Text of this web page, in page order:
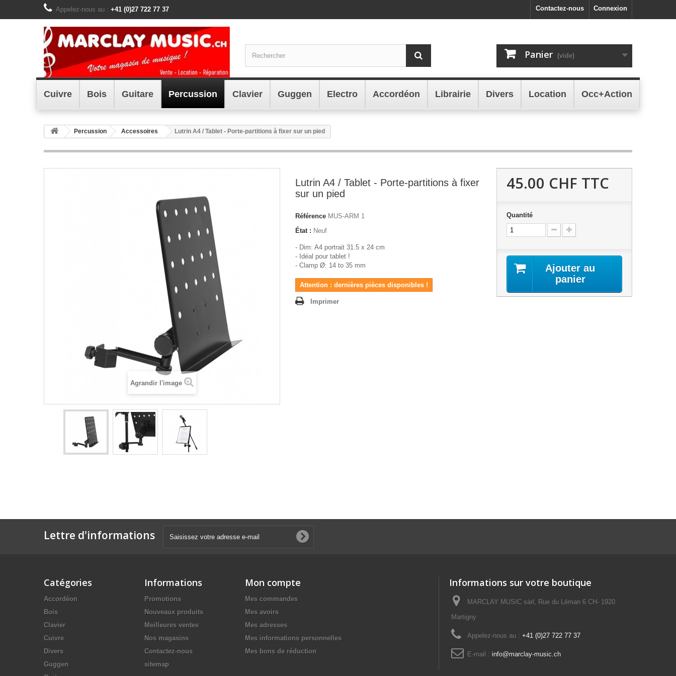
Connexion
Contactez-nous
Appelez-nous au : +41 (0)27 722 77 37
Panier (vide)
Cuivre Bois Guitare Percussion Clavier Guggen Electro Accordéon Librairie Divers Location Occ+Action
Percussion Accessoires Lutrin A4 / Tablet - Porte-partitions à fixer sur un pied
Agrandir l'image
Lutrin A4 / Tablet - Porte-partitions à fixer
sur un pied
Référence MUS-ARM 1
État : Neuf
- Dim: A4 portrait 31.5 x 24 cm
- Idéal pour tablet !
- Clamp Ø: 14 to 35 mm
Attention : dernières pièces disponibles !
Imprimer
45.00 CHF TTC
Quantité
Ajouter au
panier
Lettre d'informations
Catégories
Accordéon
Bois
Clavier
Cuivre
Divers
Guggen
Informations
Promotions
Nouveaux produits
Meilleures ventes
Nos magasins
Contactez-nous
sitemap
Mon compte
Mes commandes
Mes avoirs
Mes adresses
Mes informations personnelles
Mes bons de réduction
Informations sur votre boutique
MARCLAY MUSIC sàrl, Rue du Léman 6 CH- 1920
Martigny
Appelez-nous au : +41 (0)27 722 77 37
E-mail : info@marclay-music.ch